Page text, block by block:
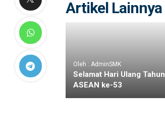
Artikel Lainnya
Oleh : AdminSMK
Selamat Hari Ulang Tahun
ASEAN ke-53